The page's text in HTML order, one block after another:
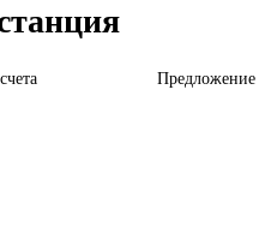
Предложение